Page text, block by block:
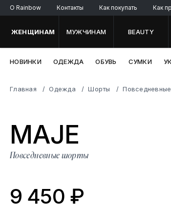
O Rainbow Контакты Как покупать Как
ЖЕНЩИНАМ МУЖЧИНАМ BEAUTY
НОВИНКИ ОДЕЖДА ОБУВЬ СУМКИ
Главная Одежда Шорты
MAJE
Повседневные шорты
9 450 ₽